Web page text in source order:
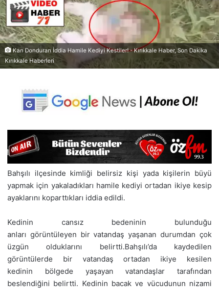
Kan Donduran İddia Hamile Kediyi Kestiler! - Kırıkkale Haber, Son Dakika
Kırıkkale Haberleri
Bahşılı ilçesinde kimliği belirsiz kişi yada kişilerin büyü
yapmak için yakaladıkları hamile kediyi ortadan ikiye kesip
ayaklarını koparttıkları iddia edildi.
Kedinin cansız bedeninin bulunduğu
anları görüntüleyen bir vatandaş yaşanan durumdan çok
üzgün olduklarını belirtti.Bahşılı’da kaydedilen
görüntülerde bir vatandaş ortadan ikiye kesilen
kedinin bölgede yaşayan vatandaşlar tarafından
beslendiğini belirtti. Kedinin bacak ve vücudunun nizami